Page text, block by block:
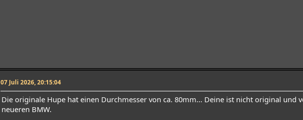
07 Juli 2026, 20:15:04
Die originale Hupe hat einen Durchmesser von ca. 80mm... Deine ist nicht original
neueren BMW.